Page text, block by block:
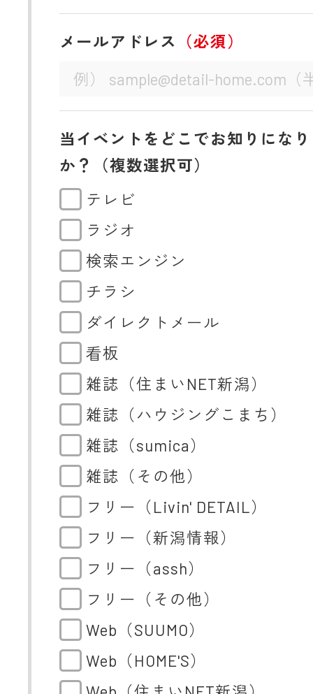
メールアドレス （必須）
当イベントをどこでお知りにな
か？（複数選択可）
テレビ
ラジオ
検索エンジン
チラシ
ダイレクトメール
看板
雑誌（住まいNET新潟）
雑誌（ハウジングこまち）
雑誌（sumica）
雑誌（その他）
フリー（Livin' DETAIL）
フリー（新潟情報）
フリー（assh）
フリー（その他）
Web（SUUMO）
Web（HOME'S）